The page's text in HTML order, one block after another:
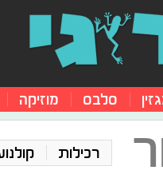
סלבס מוזיקה
רכילות